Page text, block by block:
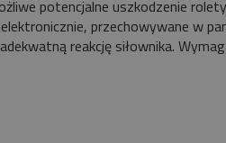
potencjalne uszkodzenie
przechowywane w
reakcję siłownika.